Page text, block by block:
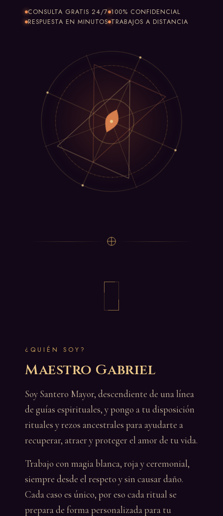
CONSULTA GRATIS 24/7 100% CONFIDENCIAL
RESPUESTA EN MINUTOS TRABAJOS A DISTANCIA
¿QUIÉN SOY?
Maestro Gabriel
Soy Santero Mayor, descendiente de una línea
de guías espirituales, y pongo a tu disposición
rituales y rezos ancestrales para ayudarte a
recuperar, atraer y proteger el amor de tu vida.
Trabajo con magia blanca, roja y ceremonial,
siempre desde el respeto y sin causar daño.
Cada caso es único, por eso cada ritual se
prepara de forma personalizada para tu